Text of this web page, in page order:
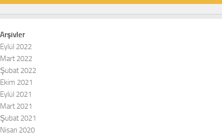
Arşivler
Eylül 2022
Mart 2022
Şubat 2022
Ekim 2021
Eylül 2021
Mart 2021
Şubat 2021
Nisan 2020